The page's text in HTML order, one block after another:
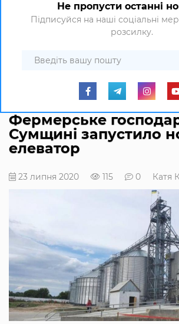
Не пропусти останні
Підписуйся на наші соціальні
розсилку.
Фермерське
Сумщині запустило
елеватор
23 липня 2020 115 0 Катя